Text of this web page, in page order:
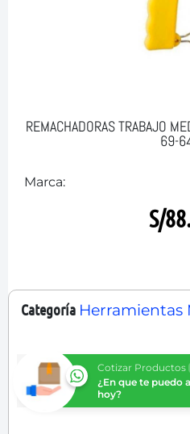
REMACHADORAS TRABAJO
69-
Marca:
S/
Categoría Herramientas
Cotizar Productos
¿En que te puedo
hoy?